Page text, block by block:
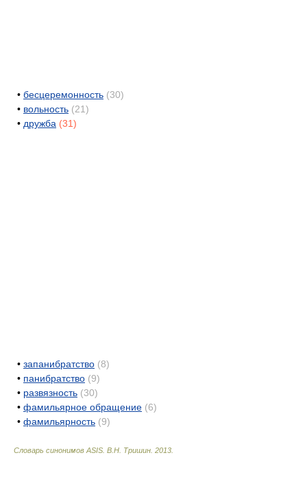
• бесцеремонность (30)
• вольность (21)
• дружба (31)
• запанибратство (8)
• панибратство (9)
• развязность (30)
• фамильярное обращение (6)
• фамильярность (9)
Словарь синонимов ASIS. В.Н. Тришин 2013